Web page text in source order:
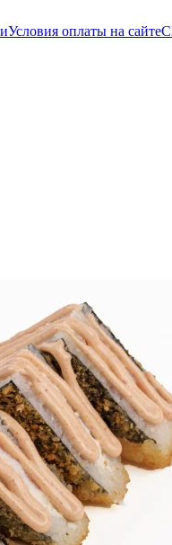
Условия оплаты на сайте